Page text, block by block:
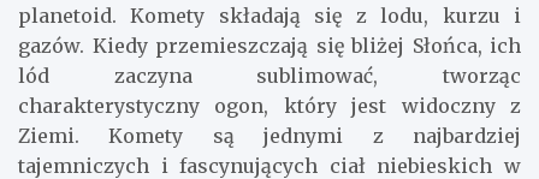
planetoid. Komety składają się z lodu, kurzu i
gazów. Kiedy przemieszczają się bliżej Słońca, ich
lód zaczyna sublimować, tworząc
charakterystyczny ogon, który jest widoczny z
Ziemi. Komety są jednymi z najbardziej
tajemniczych i fascynujących ciał niebieskich w